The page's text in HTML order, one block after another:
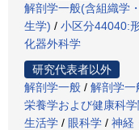
解剖学一般(含組織学
生学) / 小区分44040:
化器外科学
研究代表者以外
解剖学一般 / 解剖学一
栄養学および健康科
生活学 / 眼科学 / 神経